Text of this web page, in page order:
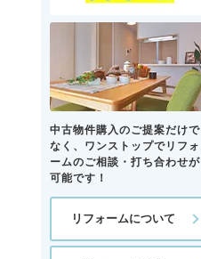
中古物件購入のご提案だけで
なく、ワンストップでリフォ
ームのご相談・打ち合わせが
可能です！
リフォームについて